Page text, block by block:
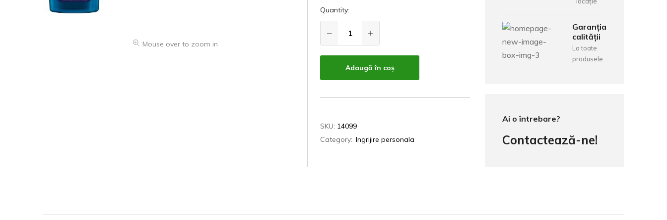
Mouse over to zoom in
Quantity:
Adaugă în coș
SKU: 14099
Category: Ingrijire personala
Garanția
calității
La toate
produsele
Ai o întrebare?
Contactează-ne!